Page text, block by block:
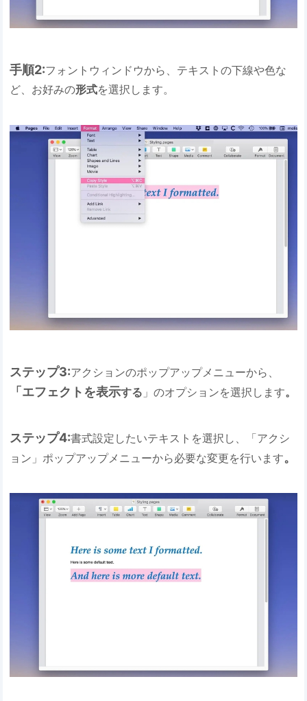
手順2:フォントウィンドウから、テキストの下線や色な
ど、お好みの形式を選択します。
ステップ3:アクションのポップアップメニューから、
「エフェクトを表示する 」のオプションを選択します。
ステップ4:書式設定したいテキストを選択し、「アクシ
ョン」ポップアップメニューから必要な変更を行います。